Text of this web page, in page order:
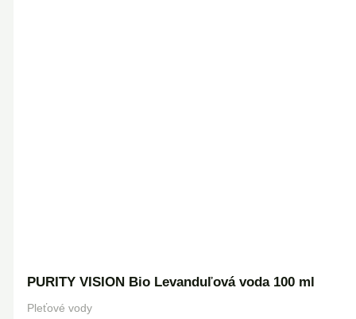
PURITY VISION Bio Levanduľová voda 100 ml
Pleťové vody